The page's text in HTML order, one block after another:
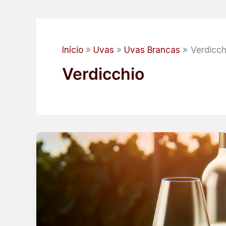
Início Uvas Uvas Brancas
Verdicchio